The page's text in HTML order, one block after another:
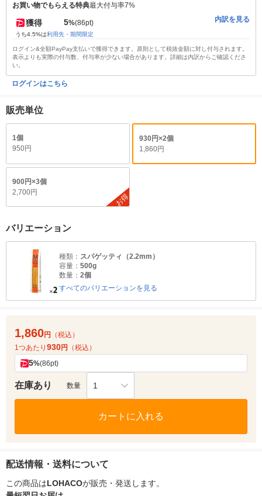
お買い物でもらえる特典最大付与率7%
獲得 5%(86pt)
うち4.5%は利用先・期間限定
内訳を見る
ログイン&全額PayPay支払いで獲得できます。原則として税抜金額に対し付与されます。
表示よりも実際の付与数、付与率が少ない場合があります。詳細は内訳からご確認くださ
い。
ログインはこちら
販売単位
1個
950円
930円×2個
1,860円
900円×3個
2,700円
お得
バリエーション
種類： スパゲッティ（2.2mm）
容量： 500g
数量： 2個
すべてのバリエーションを見る
1,860円
（税込）
1つあたり 930円 （税込）
5%(86pt)
在庫あり 数量 1
カートに入れる
配送情報・送料について
この商品はLOHACOが販売・発送します。